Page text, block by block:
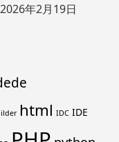
2026年2月19日
html IDC IDE